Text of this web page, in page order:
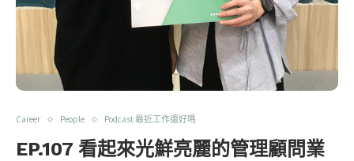
Career People Podcast 最近工作還好嗎
EP.107 看起來光鮮亮麗的管理顧問業